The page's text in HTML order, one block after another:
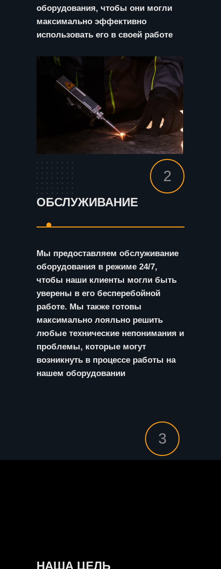
2
оборудования, чтобы они могли
максимально эффективно
использовать его в своей работе
ОБСЛУЖИВАНИЕ
Мы предоставляем обслуживание
оборудования в режиме 24/7,
чтобы наши клиенты могли быть
уверены в его бесперебойной
работе. Мы также готовы
максимально лояльно решить
любые технические непонимания и
проблемы, которые могут
возникнуть в процессе работы на
нашем оборудовании
3
НАША ЦЕЛЬ